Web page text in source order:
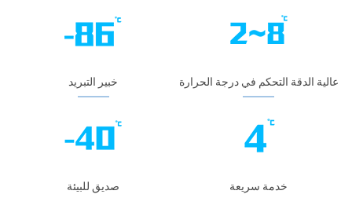
خبير التبريد عالية الدقة التحكم في درجة الحرارة
صديق للبيئة خدمة سريعة